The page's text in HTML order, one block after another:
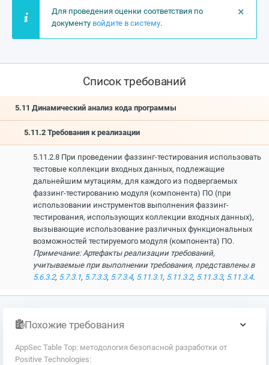
×
Для проведения оценки соответствия по
документу войдите в систему.
Список требований
5.11 Динамический анализ кода программы
5.11.2 Требования к реализации
5.11.2.8 При проведении фаззинг-тестирования использовать
тестовые коллекции входных данных, подлежащие
дальнейшим мутациям, для каждого из подвергаемых
фаззинг-тестированию модуля (компонента) ПО (при
использовании инструментов выполнения фаззинг-
тестирования, использующих коллекции входных данных),
вызывающие использование различных функциональных
возможностей тестируемого модуля (компонента) ПО.
Примечание: Артефакты реализации требований,
учитываемые при выполнении требования, представлены в
5.6.3.2, 5.7.3.1, 5.7.3.3, 5.7.3.4, 5.11.3.1, 5.11.3.2, 5.11.3.3, 5.11.3.4.
Похожие требования
AppSec Table Top: методология безопасной разработки от
Positive Technologies: